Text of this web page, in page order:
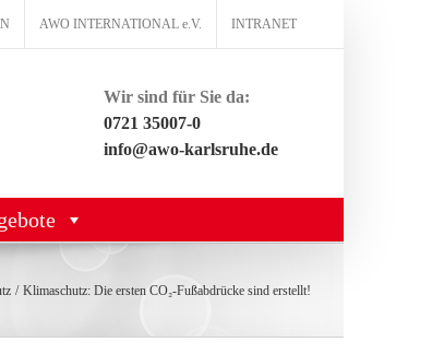
AWO INTERNATIONAL e.V. INTRANET
Wir sind für Sie da:
0721 35007-0
info@awo-karlsruhe.de
Klimaschutz: Die ersten CO₂-Fußabdrücke sind erstellt!